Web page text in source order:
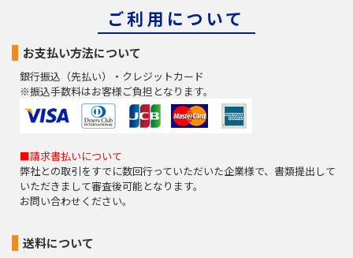
ご利用について
お支払い方法について
銀行振込（先払い）・クレジットカード
※振込手数料はお客様ご負担となります。
■請求書払いについて
弊社との取引をすでに数回行っていただいた企業様で、書類提出して
いただきまして審査後可能となります。
お問い合わせください。
送料について